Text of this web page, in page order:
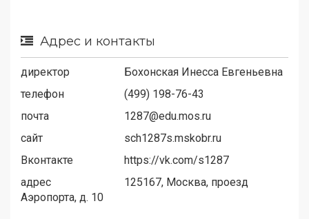
Адрес и контакты
директор
Бохонская Инесса Евгеньевна
телефон
(499) 198-76-43
почта
1287@edu.mos.ru
сайт
sch1287s.mskobr.ru
Вконтакте
https://vk.com/s1287
адрес
125167, Москва, проезд
Аэропорта, д. 10